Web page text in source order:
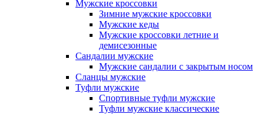
Мужские кроссовки
Зимние мужские кроссовки
Мужские кеды
Мужские кроссовки летние и
демисезонные
Сандалии мужские
Мужские сандалии с закрытым носом
Сланцы мужские
Туфли мужские
Спортивные туфли мужские
Туфли мужские классические